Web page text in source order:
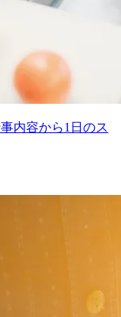
内容から1日のス